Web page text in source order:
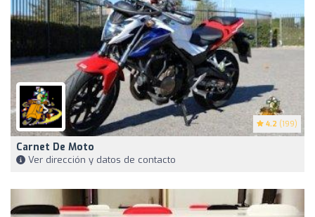
4.2 (199)
Carnet De Moto
Ver dirección y datos de contacto